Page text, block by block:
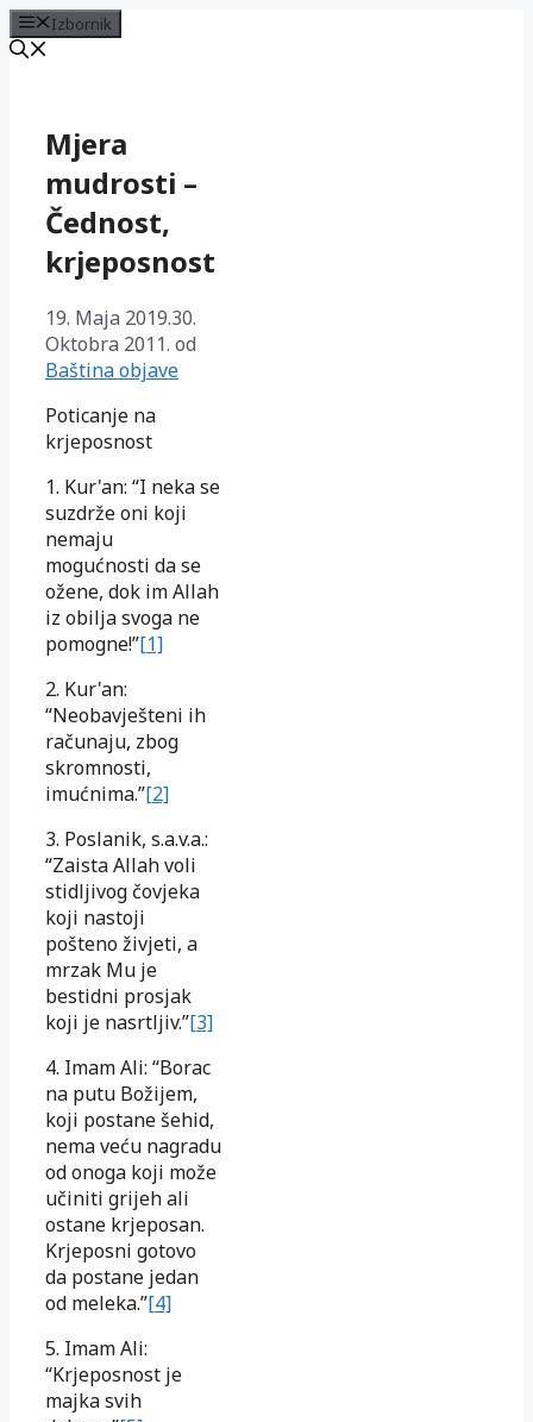
Izbornik
sadržajMjera
mudrosti –
Čednost,
krjeposnost
19. Maja 2019.30.
Oktobra 2011. od
Baština objave
Poticanje na
krjeposnost
1. Kur'an: “I neka se
suzdrže oni koji
nemaju
mogućnosti da se
ožene, dok im Allah
iz obilja svoga ne
pomogne!”[1]
2. Kur'an:
“Neobavješteni ih
računaju, zbog
skromnosti,
imućnima.”[2]
3. Poslanik, s.a.v.a.:
“Zaista Allah voli
stidljivog čovjeka
koji nastoji
pošteno živjeti, a
mrzak Mu je
bestidni prosjak
koji je nasrtljiv.”[3]
4. Imam Ali: “Borac
na putu Božijem,
koji postane šehid,
nema veću nagradu
od onoga koji može
učiniti grijeh ali
ostane krjeposan.
Krjeposni gotovo
da postane jedan
od meleka.”[4]
5. Imam Ali:
“Krjeposnost je
majka svih